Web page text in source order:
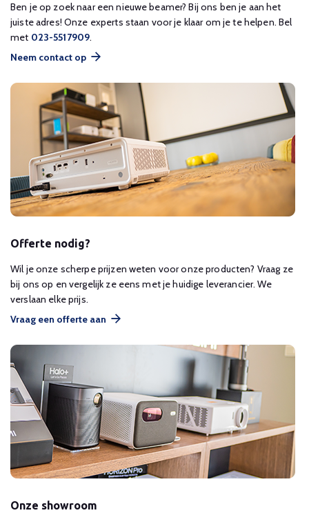
Ben je op zoek naar een nieuwe beamer? Bij ons ben je aan het
juiste adres! Onze experts staan voor je klaar om je te helpen. Bel
met 023-5517909.
Neem contact op
Offerte nodig?
Wil je onze scherpe prijzen weten voor onze producten? Vraag ze
bij ons op en vergelijk ze eens met je huidige leverancier. We
verslaan elke prijs.
Vraag een offerte aan
Onze showroom